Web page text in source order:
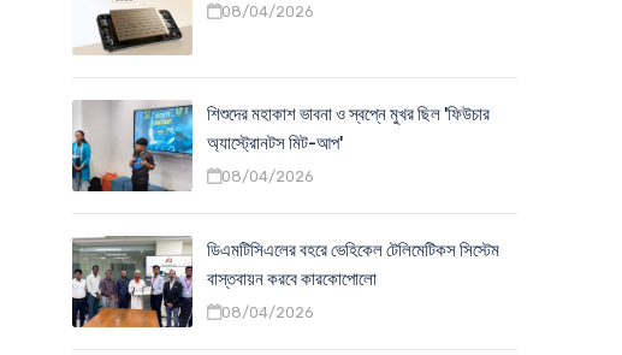
08/04/2026
শিশুদের মহাকাশ ভাবনা ও স্বপ্নে মুখর ছিল 'ফিউচার
অ্যাস্ট্রোনটস মিট-আপ'
08/04/2026
ডিএমটিসিএলের বহরে ভেহিকেল টেলিমেটিকস সিস্টেম
বাস্তবায়ন করবে কারকোপোলো
08/04/2026